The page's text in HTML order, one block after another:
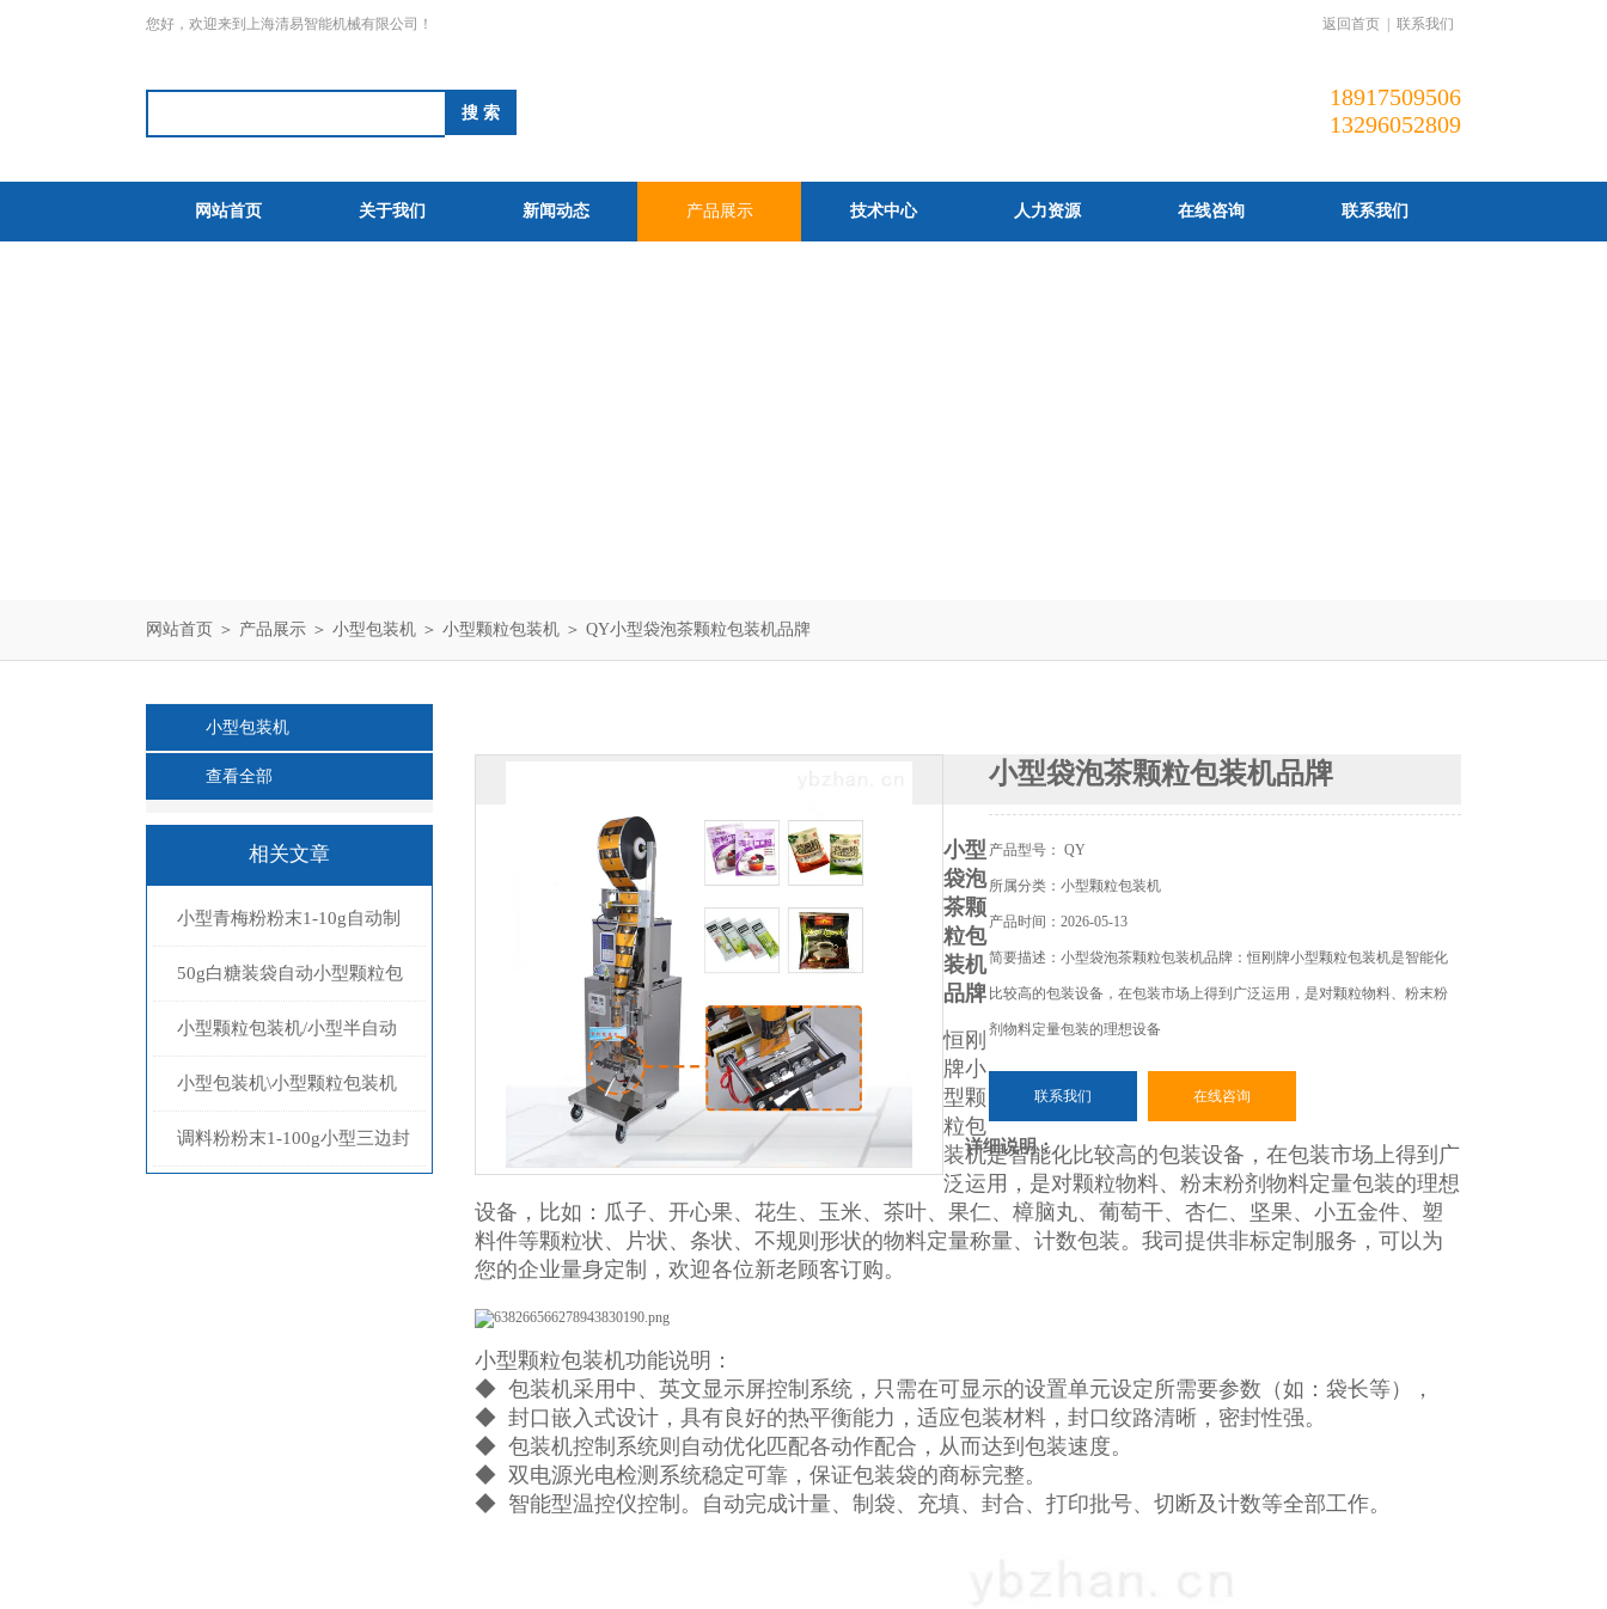
您好，欢迎来到上海清易智能机械有限公司！ 返回首页 联系我们
18917509506
13296052809
网站首页 关于我们 新闻动态 产品展示 技术中心 人力资源 在线咨询 联系我们
网站首页 ＞ 产品展示 ＞ 小型包装机 ＞ 小型颗粒包装机 ＞ QY小型袋泡茶颗粒包装机品牌
小型包装机
查看全部
相关文章
小型青梅粉粉末1-10g自动制
袋称重包装机多少钱
50g白糖装袋自动小型颗粒包
装机多少钱
小型颗粒包装机/小型半自动
包装机/小型粉末包装机设备
小型包装机\小型颗粒包装机
\小型粉末包装机
调料粉粉末1-100g小型三边封
小型袋泡茶颗粒包装机品牌
产品型号： QY
所属分类：小型颗粒包装机
产品时间：2026-05-13
简要描述：小型袋泡茶颗粒包装机品牌：恒刚牌小型颗粒包装机是智能化
比较高的包装设备，在包装市场上得到广泛运用，是对颗粒物料、粉末粉
剂物料定量包装的理想设备
联系我们 在线咨询
详细说明：
小型
袋泡
茶颗
粒包
装机
品牌
恒刚
牌小
型颗
粒包
装机是智能化比较高的包装设备，在包装市场上得到广
泛运用，是对颗粒物料、粉末粉剂物料定量包装的理想
设备，比如：瓜子、开心果、花生、玉米、茶叶、果仁、樟脑丸、葡萄干、杏仁、坚果、小五金件、塑
料件等颗粒状、片状、条状、不规则形状的物料定量称量、计数包装。我司提供非标定制服务，可以为
您的企业量身定制，欢迎各位新老顾客订购。
小型颗粒包装机功能说明：
◆ 包装机采用中、英文显示屏控制系统，只需在可显示的设置单元设定所需要参数（如：袋长等），
◆ 封口嵌入式设计，具有良好的热平衡能力，适应包装材料，封口纹路清晰，密封性强。
◆ 包装机控制系统则自动优化匹配各动作配合，从而达到包装速度。
◆ 双电源光电检测系统稳定可靠，保证包装袋的商标完整。
◆ 智能型温控仪控制。自动完成计量、制袋、充填、封合、打印批号、切断及计数等全部工作。